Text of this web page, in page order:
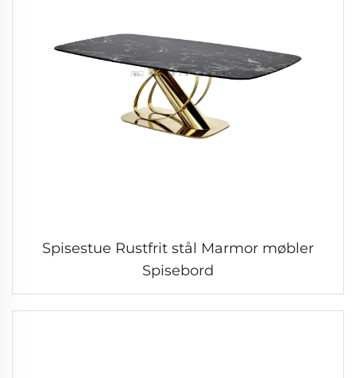
Spisestue Rustfrit stål Marmor møbler
Spisebord